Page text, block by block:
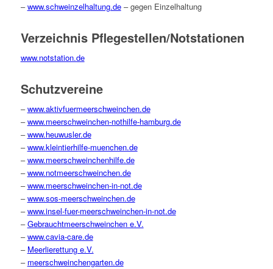
–www.schweinzelhaltung.de– gegen Einzelhaltung
Verzeichnis Pflegestellen/Notstationen
www.notstation.de
Schutzvereine
–www.aktivfuermeerschweinchen.de
–www.meerschweinchen-nothilfe-hamburg.de
–www.heuwusler.de
–www.kleintierhilfe-muenchen.de
–www.meerschweinchenhilfe.de
–www.notmeerschweinchen.de
–www.meerschweinchen-in-not.de
–www.sos-meerschweinchen.de
–www.insel-fuer-meerschweinchen-in-not.de
–Gebrauchtmeerschweinchen e.V.
–www.cavia-care.de
– Meerlierettung e.V.
– meerschweinchengarten.de